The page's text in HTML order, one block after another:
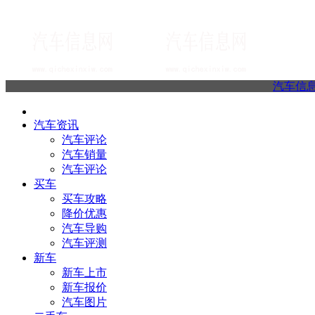
汽车信
汽车资讯
汽车评论
汽车销量
汽车评论
买车
买车攻略
降价优惠
汽车导购
汽车评测
新车
新车上市
新车报价
汽车图片